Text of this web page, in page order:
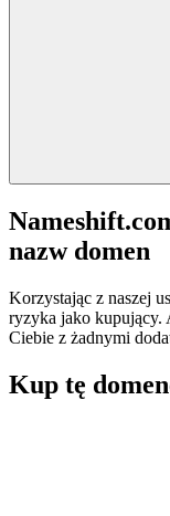
nazw domen
Korzystając z naszej
ryzyka jako kupujący.
Ciebie z żadnymi
Kup tę